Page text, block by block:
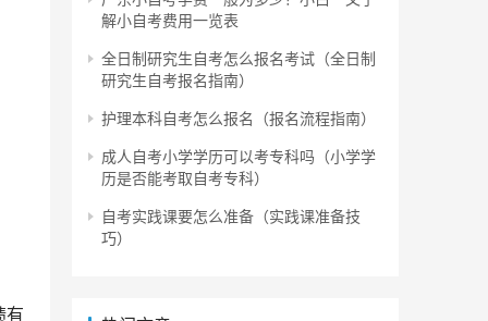
有
解小自考费用一览表
全日制研究生自考怎么报名考试（全日制
研究生自考报名指南）
护理本科自考怎么报名（报名流程指南）
成人自考小学学历可以考专科吗（小学学
历是否能考取自考专科）
自考实践课要怎么准备（实践课准备技
巧）